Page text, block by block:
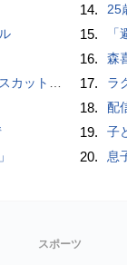
42）逮捕 岡山県警
14. 25
15.
16. 森
17. ラ
18. 配
19. 子
20. 息
スポーツ